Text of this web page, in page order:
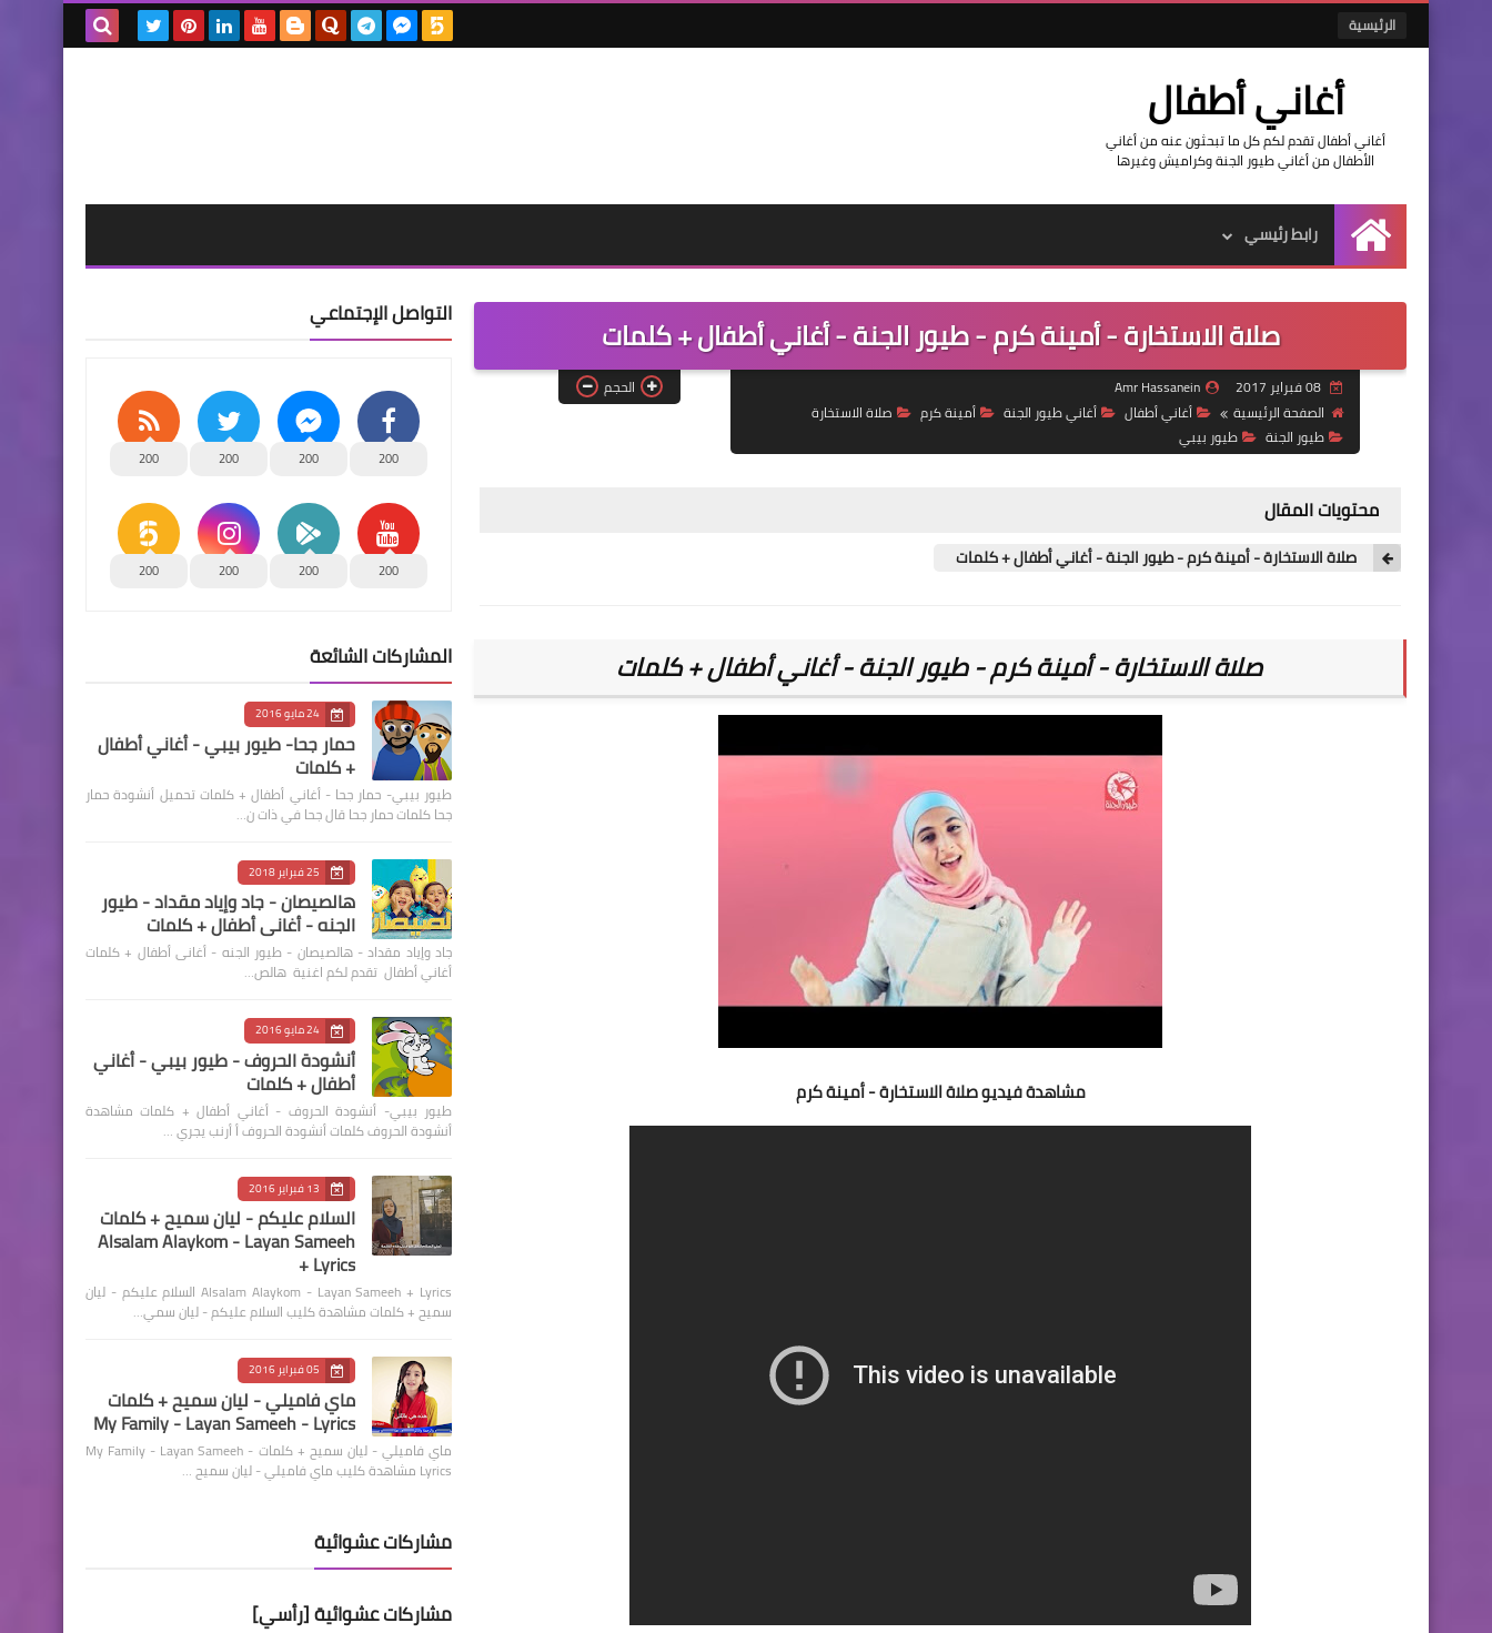
الرئيسية
أغاني أطفال
أغاني أطفال تقدم لكم كل ما تبحثون عنه من أغاني
الأطفال من أغاني طيور الجنة وكراميش وغيرها
الرئيسية
رابط رئيسي
صلاة الاستخارة - أمينة كرم - طيور الجنة - أغاني أطفال + كلمات
Amr Hassanein
الصفحة الرئيسية
أغاني أطفال أغاني طيور الجنة أمينة كرم
صلاة الاستخارة
طيور الجنة
طيور بيبي
الحجم
محتويات المقال
صلاة الاستخارة - أمينة كرم - طيور الجنة - أغاني أطفال + كلمات
صلاة الاستخارة - أمينة كرم - طيور الجنة - أغاني أطفال + كلمات
مشاهدة فيديو صلاة الاستخارة - أمينة كرم
التواصل الإجتماعي
200
200
200
200
200
200
200
200
المشاركات الشائعة
24 مايو 2016
حمار جحا- طيور بيبي - أغاني أطفال
+ كلمات
طيور بيبي- حمار جحا - أغاني أطفال + كلمات تحميل أنشودة حمار
جحا كلمات حمار جحا قال جحا في ذات ن…
25 فبراير 2018
هالصيصان - جاد وإياد مقداد - طيور
الجنه - أغانى أطفال + كلمات
جاد وإياد مقداد - هالصيصان - طيور الجنه - أغانى أطفال + كلمات
أغاني أطفال تقدم لكم اغنية هالص…
24 مايو 2016
أنشودة الحروف - طيور بيبي - أغاني
أطفال + كلمات
طيور بيبي- أنشودة الحروف - أغاني أطفال + كلمات مشاهدة
أنشودة الحروف كلمات أنشودة الحروف أ أرنب يجري …
13 فبراير 2016
السلام عليكم - ليان سميح + كلمات
Alsalam Alaykom - Layan Sameeh
+ Lyrics
Alsalam Alaykom - Layan Sameeh + Lyrics السلام عليكم - ليان
سميح + كلمات مشاهدة كليب السلام عليكم - ليان سمي…
05 فبراير 2016
ماي فاميلي - ليان سميح + كلمات
My Family - Layan Sameeh - Lyrics
ماي فاميلي - ليان سميح + كلمات My Family - Layan Sameeh -
Lyrics مشاهدة كليب ماي فاميلي - ليان سميح …
مشاركات عشوائية
مشاركات عشوائية [رأسي]